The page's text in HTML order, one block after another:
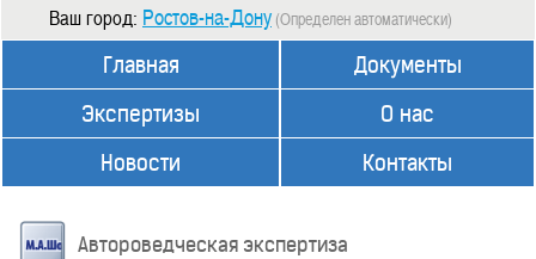
Ваш город: Ростов-на-Дону (Определен автоматически)
Главная
Экспертизы
Новости
Документы
О нас
Контакты
Автороведческая экспертиза